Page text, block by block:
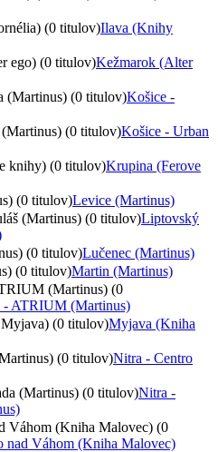
(0 titulov)Ilava (Knihy
ego) (0 titulov)Kežmarok (Alter
(Martinus) (0 titulov)Košice -
(0 titulov)Košice - Urban
knihy) (0 titulov)Krupina (Ferove
(0 titulov)Levice (Martinus)
(Martinus) (0 titulov)Liptovský
(0 titulov)Lučenec (Martinus)
(0 titulov)Martin (Martinus)
(Martinus) (0
- ATRIUM (Martinus)
(0 titulov)Myjava (Kniha
(0 titulov)Nitra - Centro
(Martinus) (0 titulov)Nitra -
Váhom (Kniha Malovec) (0
nad Váhom (Kniha Malovec)